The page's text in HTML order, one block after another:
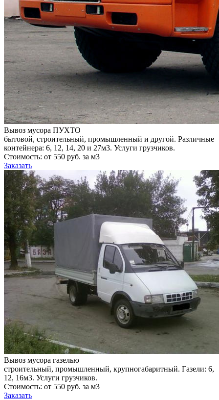
Вывоз мусора ПУХТО
бытовой, строительный, промышленный и другой. Различные
контейнера: 6, 12, 14, 20 и 27м3. Услуги грузчиков.
Стоимость: от 550 руб. за м3
Заказать
Вывоз мусора газелью
строительный, промышленный, крупногабаритный. Газели: 6,
12, 16м3. Услуги грузчиков.
Стоимость: от 550 руб. за м3
Заказать